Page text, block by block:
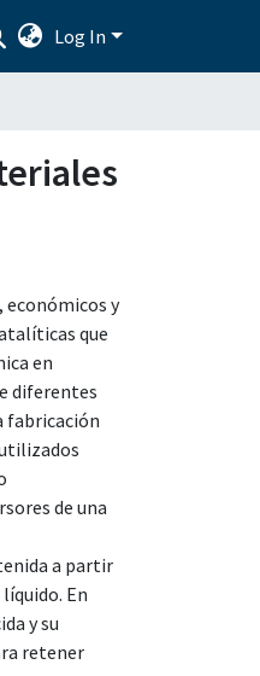
Log In
económicos y
que
en
diferentes
fabricación
de una
a partir
En
y su
retener